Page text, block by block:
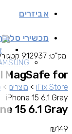
אביזרים
מכשירי
iFix Store
> מוצרים >
iPhone 15 6.1 Gray
MagSafe for
15 6.1 Gray
₪149
מק"ט: 912937